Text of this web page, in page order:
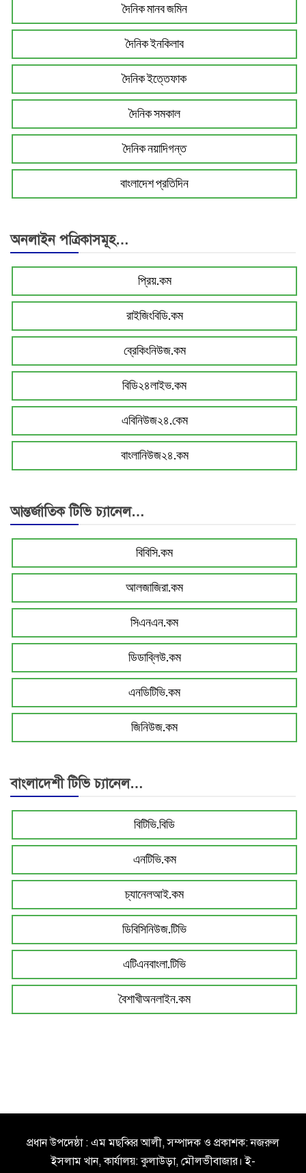
দৈনিক মানব জমিন
দৈনিক ইনকিলাব
দৈনিক ইত্তেফাক
দৈনিক সমকাল
দৈনিক নয়াদিগন্ত
বাংলাদেশ প্রতিদিন
অনলাইন পত্রিকাসমূহ…
প্রিয়.কম
রাইজিংবিডি.কম
ব্রেকিংনিউজ.কম
বিডি২৪লাইভ.কম
এবিনিউজ২৪.কেম
বাংলানিউজ২৪.কম
আন্তর্জাতিক টিভি চ্যানেল…
বিবিসি.কম
আলজাজিরা.কম
সিএনএন.কম
ডিডাব্লিউ.কম
এনডিটিভি.কম
জিনিউজ.কম
বাংলাদেশী টিভি চ্যানেল…
বিটিভি.বিডি
এনটিভি.কম
চ্যানেলআই.কম
ডিবিসিনিউজ.টিভি
এটিএনবাংলা.টিভি
বৈশাখীঅনলাইন.কম
প্রধান উপদেষ্ঠা : এম মছব্বির আলী, সম্পাদক ও প্রকাশক: নজরুল
ইসলাম খান, কার্যালয়: কুলাউড়া, মৌলভীবাজার। ই-